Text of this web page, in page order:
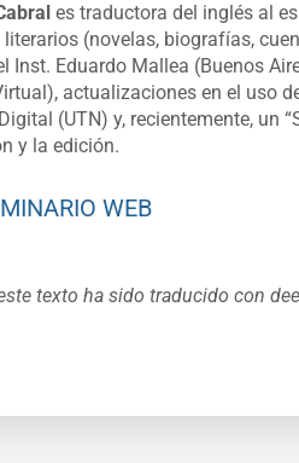
es traductora del inglés al
(novelas, biografías,
Inst. Eduardo Mallea (Buenos
actualizaciones en el uso
(UTN) y, recientemente, un
y la edición.
WEB
texto ha sido traducido con